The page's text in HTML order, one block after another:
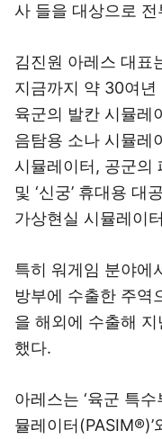
사 들을 대상으로
김진원 아레스 대표
지금까지 약 30여
육군의 발칸 시뮬레
음탐용 소나 시뮬레
시뮬레이터, 공군의
및 ‘신궁’ 휴대용 대
가상현실 시뮬레이
특히 워게임 분야에
방부에 수출한 주역
을 해외에 수출해
했다.
아레스는 ‘육군 특
뮬레이터(PASIM®)’